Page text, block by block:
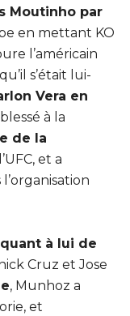
Moutinho par
en mettant KO
l’américain
s’était lui-
Vera en
à la
de la
et a
à lui de
Cruz et Jose
, Munhoz a
et